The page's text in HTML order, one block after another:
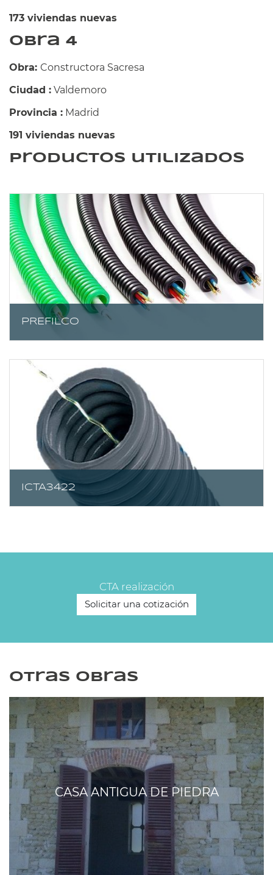
173 viviendas nuevas
Obra 4
Obra: Constructora Sacresa
Ciudad : Valdemoro
Provincia : Madrid
191 viviendas nuevas
productos utilizados
PREFILCO
ICTA3422
CTA realización
Solicitar una cotización
Otras obras
CASA ANTIGUA DE PIEDRA